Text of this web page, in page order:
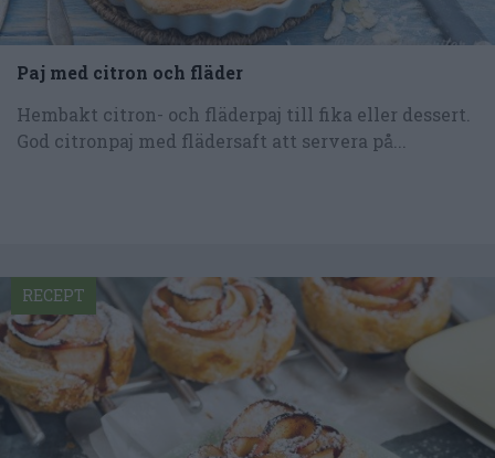
Paj med citron och fläder
Hembakt citron- och fläderpaj till fika eller dessert.
God citronpaj med flädersaft att servera på...
RECEPT